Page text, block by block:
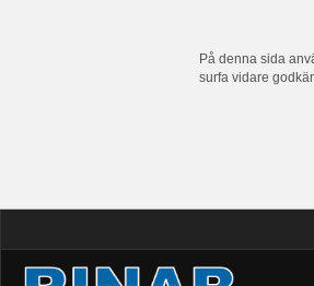
På denna sida
surfa vidare